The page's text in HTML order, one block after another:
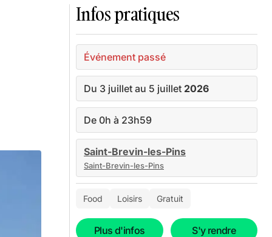
Infos pratiques
Événement passé
Du 3 juillet au 5 juillet 2026
De 0h à 23h59
Saint-Brevin-les-Pins
Saint-Brevin-les-Pins
Food Loisirs Gratuit
Plus d'infos S'y rendre